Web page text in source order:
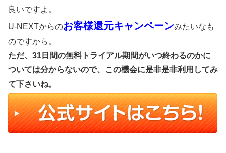
良いですよ。
U-NEXTからのお客様還元キャンペーンみたいなも
のですから。
ただ、31日間の無料トライアル期間がいつ終わるのかに
ついては分からないので、この機会に是非是非利用してみ
て下さいね。